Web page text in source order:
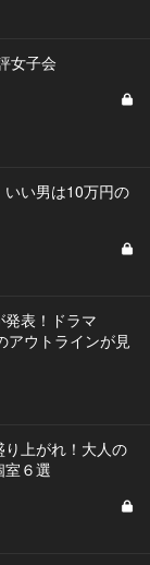
女子会
い男は10万円の
表！ドラマ
アウトラインが見
上がれ！大人の
室６選